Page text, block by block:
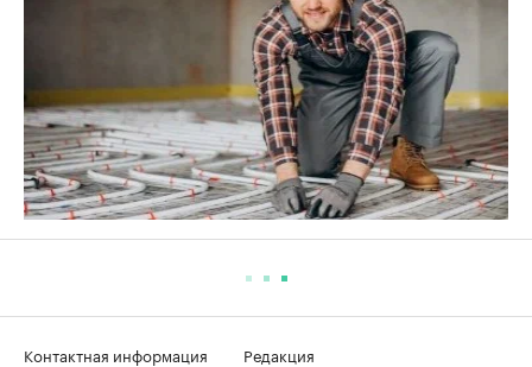
Контактная информация
Редакция